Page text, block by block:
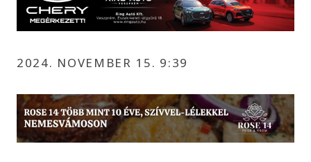
2024. NOVEMBER 15. 9:39